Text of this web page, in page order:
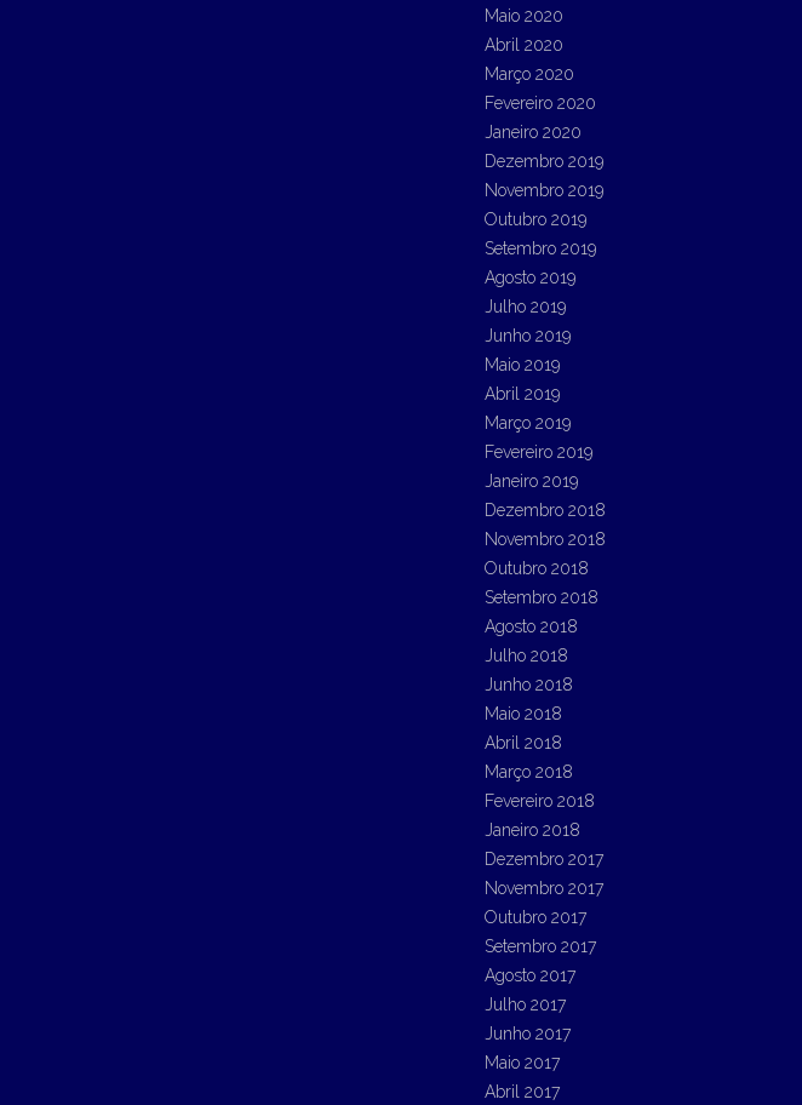
Maio 2020
Abril 2020
Março 2020
Fevereiro 2020
Janeiro 2020
Dezembro 2019
Novembro 2019
Outubro 2019
Setembro 2019
Agosto 2019
Julho 2019
Junho 2019
Maio 2019
Abril 2019
Março 2019
Fevereiro 2019
Janeiro 2019
Dezembro 2018
Novembro 2018
Outubro 2018
Setembro 2018
Agosto 2018
Julho 2018
Junho 2018
Maio 2018
Abril 2018
Março 2018
Fevereiro 2018
Janeiro 2018
Dezembro 2017
Novembro 2017
Outubro 2017
Setembro 2017
Agosto 2017
Julho 2017
Junho 2017
Maio 2017
Abril 2017